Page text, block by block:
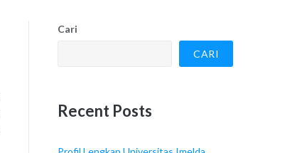
Cari
CARI
Recent Posts